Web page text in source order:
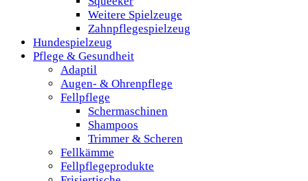
Weitere Spielzeuge
Zahnpflegespielzeug
Hundespielzeug
Pflege & Gesundheit
Adaptil
Augen- & Ohrenpflege
Fellpflege
Schermaschinen
Shampoos
Trimmer & Scheren
Fellkämme
Fellpflegeprodukte